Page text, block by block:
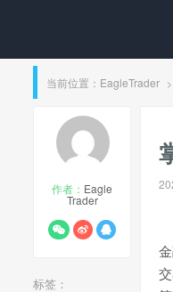
当前位置： EagleTrader >
作者： Eagle
Trader
标签：